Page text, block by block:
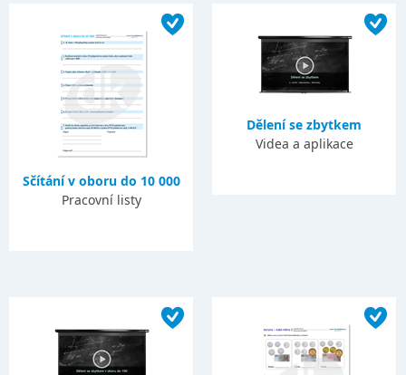
Sčítání v oboru do 10 000
Pracovní listy
Dělení se zbytkem
Videa a aplikace